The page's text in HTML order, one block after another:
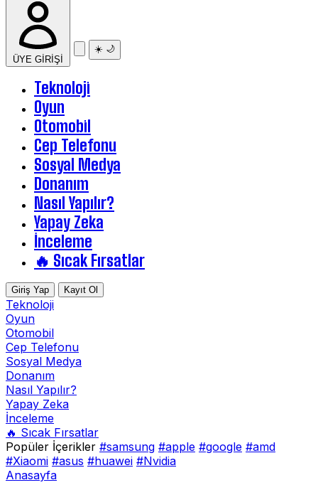
ÜYE GİRİŞİ
☀️ 🌙
Teknoloji
Oyun
Otomobil
Cep Telefonu
Sosyal Medya
Donanım
Nasıl Yapılır?
Yapay Zeka
İnceleme
🔥 Sıcak Fırsatlar
Giriş Yap Kayıt Ol
Teknoloji
Oyun
Otomobil
Cep Telefonu
Sosyal Medya
Donanım
Nasıl Yapılır?
Yapay Zeka
İnceleme
🔥 Sıcak Fırsatlar
Popüler İçerikler #samsung #apple #google #amd
#Xiaomi #asus #huawei #Nvidia
Anasayfa